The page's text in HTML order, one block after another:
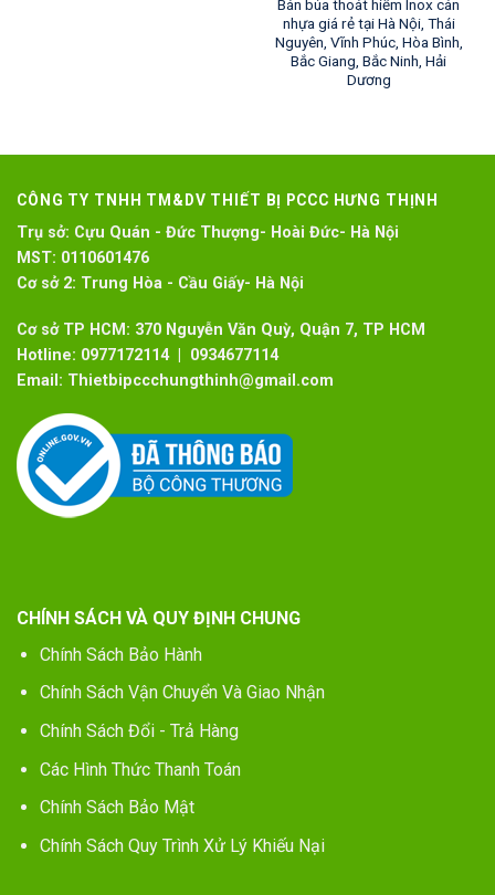
Bán búa thoát hiểm Inox cán
nhựa giá rẻ tại Hà Nội, Thái
Nguyên, Vĩnh Phúc, Hòa Bình,
Bắc Giang, Bắc Ninh, Hải
Dương
CÔNG TY TNHH TM&DV THIẾT BỊ PCCC HƯNG THỊNH
Trụ sở: Cựu Quán - Đức Thượng- Hoài Đức- Hà Nội
MST: 0110601476
Cơ sở 2: Trung Hòa - Cầu Giấy- Hà Nội
Cơ sở TP HCM: 370 Nguyễn Văn Quỳ, Quận 7, TP HCM
Hotline: 0977172114 | 0934677114
Email: Thietbipccchungthinh@gmail.com
CHÍNH SÁCH VÀ QUY ĐỊNH CHUNG
Chính Sách Bảo Hành
Chính Sách Vận Chuyển Và Giao Nhận
Chính Sách Đổi - Trả Hàng
Các Hình Thức Thanh Toán
Chính Sách Bảo Mật
Chính Sách Quy Trình Xử Lý Khiếu Nại